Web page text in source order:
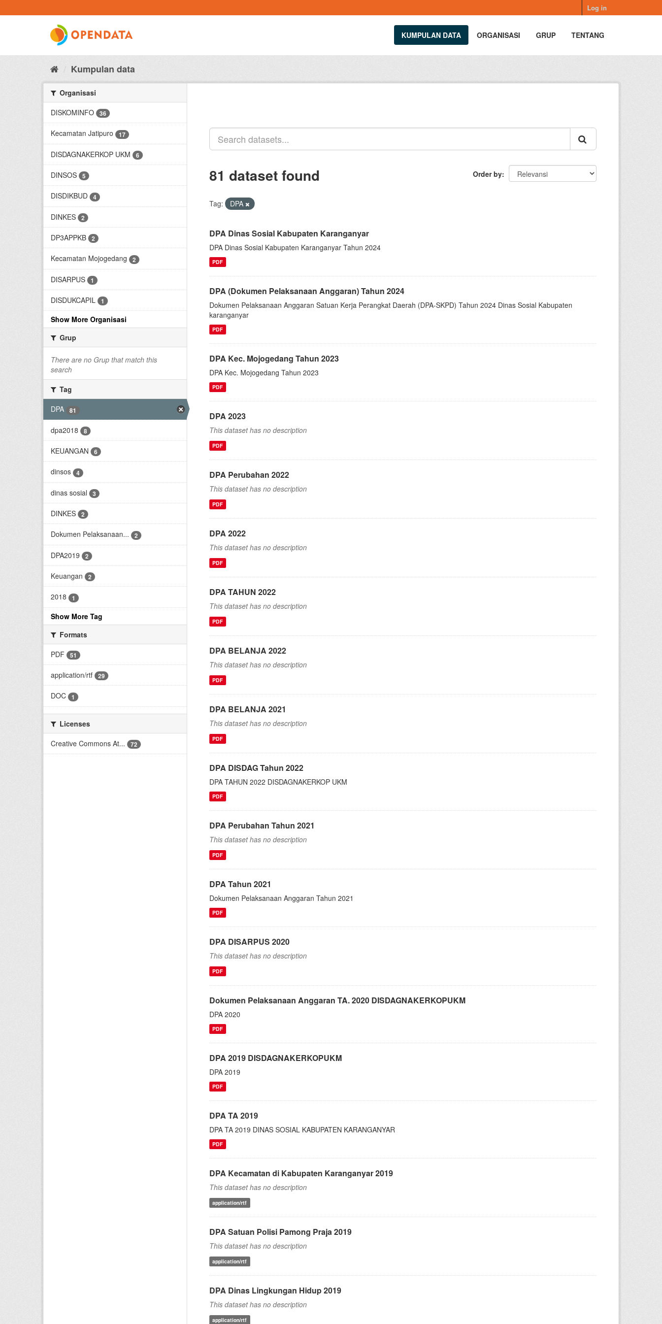
to
Log in
KUMPULAN DATA ORGANISASI GRUP TENTANG
Kumpulan data
Organisasi
DISKOMINFO
36
Kecamatan Jatipuro 17
DISDAGNAKERKOP UKM 6
DINSOS 5
DISDIKBUD 4
DINKES 2
DP3APPKB 2
Kecamatan Mojogedang 2
DISARPUS 1
DISDUKCAPIL 1
Show More Organisasi
Grup
There are no Grup that match this
search
Tag
DPA
81
dpa2018 8
KEUANGAN 6
dinsos 4
dinas sosial 3
DINKES 2
Dokumen Pelaksanaan... 2
DPA2019 2
Keuangan 2
2018 1
Show More Tag
Formats
PDF
51
application/rtf 29
DOC 1
Licenses
Creative Commons At...
72
Order by
81 dataset found
Tag: DPA
DPA Dinas Sosial Kabupaten Karanganyar
DPA Dinas Sosial Kabupaten Karanganyar Tahun 2024
PDF
DPA (Dokumen Pelaksanaan Anggaran) Tahun 2024
Dokumen Pelaksanaan Anggaran Satuan Kerja Perangkat Daerah (DPA-SKPD) Tahun 2024 Dinas Sosial Kabupaten
karanganyar
PDF
DPA Kec. Mojogedang Tahun 2023
DPA Kec. Mojogedang Tahun 2023
PDF
DPA 2023
This dataset has no description
PDF
DPA Perubahan 2022
This dataset has no description
PDF
DPA 2022
This dataset has no description
PDF
DPA TAHUN 2022
This dataset has no description
PDF
DPA BELANJA 2022
This dataset has no description
PDF
DPA BELANJA 2021
This dataset has no description
PDF
DPA DISDAG Tahun 2022
DPA TAHUN 2022 DISDAGNAKERKOP UKM
PDF
DPA Perubahan Tahun 2021
This dataset has no description
PDF
DPA Tahun 2021
Dokumen Pelaksanaan Anggaran Tahun 2021
PDF
DPA DISARPUS 2020
This dataset has no description
PDF
Dokumen Pelaksanaan Anggaran TA. 2020 DISDAGNAKERKOPUKM
DPA 2020
PDF
DPA 2019 DISDAGNAKERKOPUKM
DPA 2019
PDF
DPA TA 2019
DPA TA 2019 DINAS SOSIAL KABUPATEN KARANGANYAR
PDF
DPA Kecamatan di Kabupaten Karanganyar 2019
This dataset has no description
application/rtf
DPA Satuan Polisi Pamong Praja 2019
This dataset has no description
application/rtf
DPA Dinas Lingkungan Hidup 2019
This dataset has no description
application/rtf